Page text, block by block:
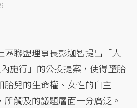
區聯盟理事長彭迦智提出「人
施行」的公投提案，使得墮胎
胎兒的生命權、女性的自主
觸及的議題層面十分廣泛。